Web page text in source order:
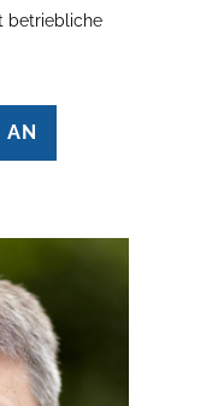
betriebliche
AN